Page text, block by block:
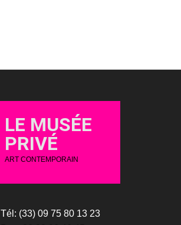
LE MUSÉE
PRIVÉ
ART CONTEMPORAIN
Tél: (33) 09 75 80 13 23